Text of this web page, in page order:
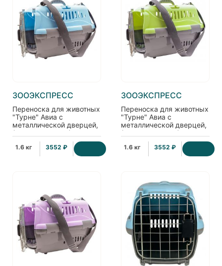
ЗООЭКСПРЕСС
Переноска для животных
"Турне" Авиа с
металлической дверцей,
(коврик+ремень),
42*29*29,5см, голубая
1.6 кг 3552 ₽
ЗООЭКСПРЕСС
Переноска для животных
"Турне" Авиа с
металлической дверцей,
(коврик+ремень),
42*29*29,5см, зеленая
1.6 кг 3552 ₽